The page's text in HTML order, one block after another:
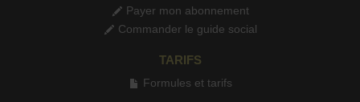
Payer mon abonnement
Commander le guide social
TARIFS
Formules et tarifs